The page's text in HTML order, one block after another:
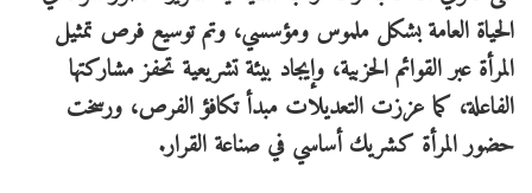
الحياة العامة بشكل ملموس ومؤسسي، وتم توسيع فرص تمثيل
المرأة عبر القوائم الحزبية، وإيجاد بيئة تشريعية تحفز مشاركتها
الفاعلة، كما عززت التعديلات مبدأ تكافؤ الفرص، ورسخت
حضور المرأة كشريك أساسي في صناعة القرار.